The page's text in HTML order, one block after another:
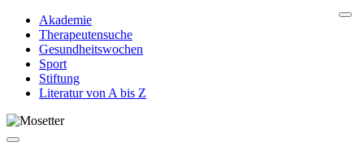
Akademie
Therapeutensuche
Gesundheitswochen
Sport
Stiftung
Literatur von A bis Z